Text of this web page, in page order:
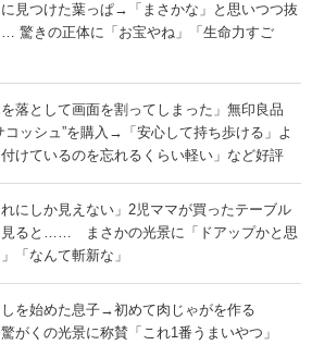
見つけた葉っぱ→「まさかな」と思いつつ抜
驚きの正体に「お宝やね」「生命力すご
を落として画面を割ってしまった」無印良品
コッシュ”を購入→「安心して持ち歩ける」よ
けているのを忘れるくらい軽い」など好評
れにしか見えない」2児ママが買ったテーブル
ると…… まさかの光景に「ドアップかと思
「なんて斬新な」
を始めた息子→初めて肉じゃがを作る
くの光景に称賛「これ1番うまいやつ」